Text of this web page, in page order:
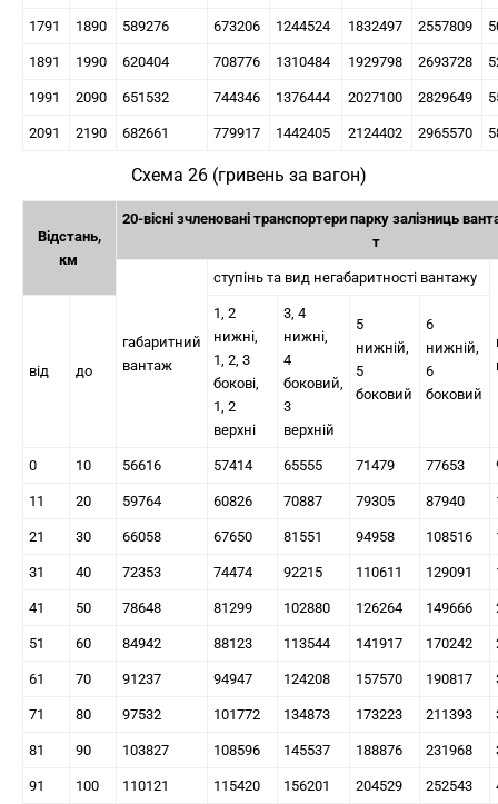
1791 1890 589276 673206 1244524 1832497 2557809
1891 1990 620404 708776 1310484 1929798 2693728
1991 2090 651532 744346 1376444 2027100 2829649
2091 2190 682661 779917 1442405 2124402 2965570
Схема 26 (гривень за вагон)
Відстань,
км
20-вісні зчленовані транспортери парку залізниць
т
габаритний
вантаж
ступінь та вид негабаритності вантажу
від до
1, 2
нижні,
1, 2, 3
бокові,
1, 2
верхні
3, 4
нижні,
4
боковий,
3
верхній
5
нижній,
5
боковий
6
нижній,
6
боковий
0 10 56616 57414 65555 71479 77653
11 20 59764 60826 70887 79305 87940
21 30 66058 67650 81551 94958 108516
31 40 72353 74474 92215 110611 129091
41 50 78648 81299 102880 126264 149666
51 60 84942 88123 113544 141917 170242
61 70 91237 94947 124208 157570 190817
71 80 97532 101772 134873 173223 211393
81 90 103827 108596 145537 188876 231968
91 100 110121 115420 156201 204529 252543